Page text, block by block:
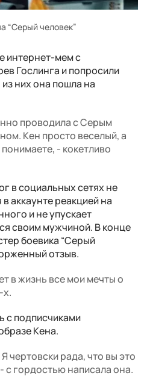
“Серый человек”
интернет-мем с
Гослинга и попросили
них она пошла на
проводила с Серым
Кен просто веселый, а
- кокетливо
в социальных сетях не
аккаунте реакцией на
и не упускает
своим мужчиной. В конце
боевика “Серый
отзыв.
в жизнь все мои мечты о
х.
с подписчиками
Кена.
чертовски рада, что вы это
с гордостью написала она.